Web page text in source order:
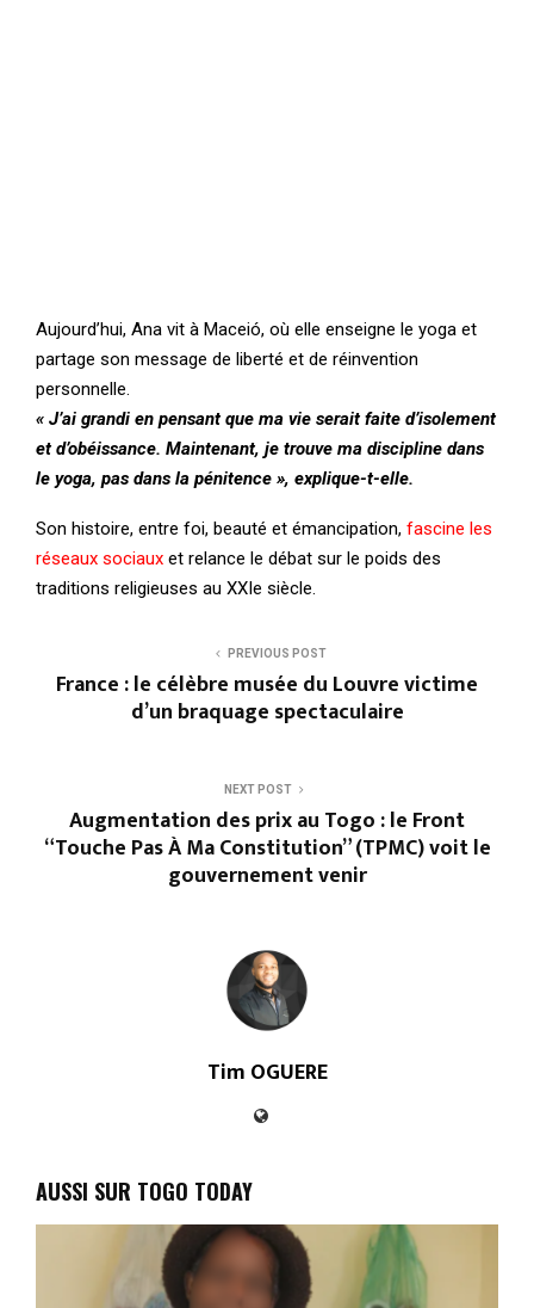
Aujourd’hui, Ana vit à Maceió, où elle enseigne le yoga et
partage son message de liberté et de réinvention
personnelle.
« J’ai grandi en pensant que ma vie serait faite d’isolement
et d’obéissance. Maintenant, je trouve ma discipline dans
le yoga, pas dans la pénitence », explique-t-elle.
Son histoire, entre foi, beauté et émancipation, fascine les
réseaux sociaux et relance le débat sur le poids des
traditions religieuses au XXIe siècle.
PREVIOUS POST
France : le célèbre musée du Louvre victime
d’un braquage spectaculaire
NEXT POST
Augmentation des prix au Togo : le Front
“Touche Pas À Ma Constitution” (TPMC) voit le
gouvernement venir
Tim OGUERE
AUSSI SUR TOGO TODAY